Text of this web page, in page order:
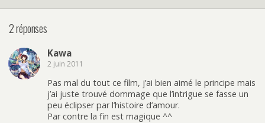
2 réponses
Kawa
2 juin 2011
Pas mal du tout ce film, j’ai bien aimé le principe mais
j’ai juste trouvé dommage que l’intrigue se fasse un
peu éclipser par l’histoire d’amour.
Par contre la fin est magique ^^